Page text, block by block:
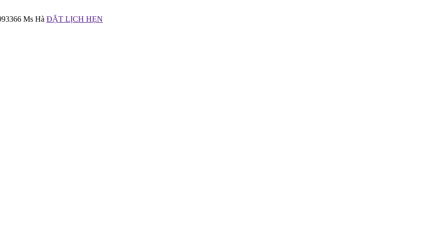
Ms Hà ĐẶT LỊCH HẸN